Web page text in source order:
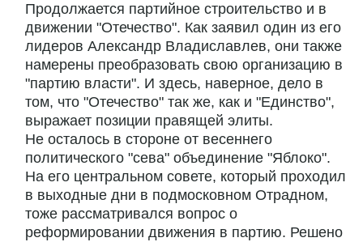
Продолжается партийное строительство и в
движении "Отечество". Как заявил один из его
лидеров Александр Владиславлев, они также
намерены преобразовать свою организацию в
"партию власти". И здесь, наверное, дело в
том, что "Отечество" так же, как и "Единство",
выражает позиции правящей элиты.
Не осталось в стороне от весеннего
политического "сева" объединение "Яблоко".
На его центральном совете, который проходил
в выходные дни в подмосковном Отрадном,
тоже рассматривался вопрос о
реформировании движения в партию. Решено